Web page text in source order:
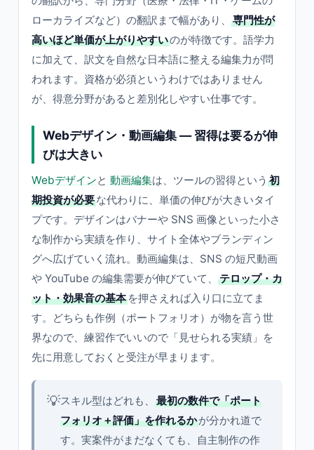
ローカライズなど）の翻訳まで幅があり、
専門性が
高いほど単価が上がりやすいのが特徴です。語学力
に加えて、訳文を自然な日本語に整える編集力が問
われます。資格が必須というわけではありません
が、得意分野があると差別化しやすい仕事です。
Webデザイン・動画編集 — 習得は要るが伸
びは大きい
Webデザインと 動画編集は、ツールの習得という 初
期投資が必要な代わりに、単価の伸びが大きいタイ
プです。デザインはバナーや SNS 画像といった小さ
な制作から実績を作り、サイト全体やブランディン
グへ広げていく流れ。動画編集は、SNS の短尺動画
や YouTube の編集需要が伸びていて、
テロップ・カ
ット・効果音の基本 を押さえれば入り口に立てま
す。どちらも作例（ポートフォリオ）が物を言う世
界なので、練習作でいいので「見せられる実績」を
先に用意しておくと受注が早まります。
💡スキル型はどれも、
最初の数件で「ポート
フォリオ＋評価」を作れるかが分かれ道で
す。実案件がまだなくても、自主制作の作